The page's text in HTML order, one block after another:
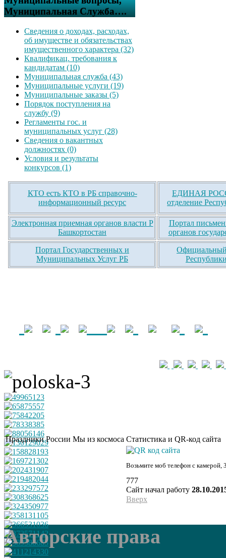
Муниципальная Служба….
Сведения о доходах, расходах,
об имуществе и обязательствах
имущественного характера (32)
Квалификац. требования к
кандидатам (10)
Муниципальная служба (43)
Муниципальные услуги (19)
Муниципальные заказы (5)
Порядок поступления на
службу (9)
Регламенты гос. и
муниципальных услуг (28)
Сведения о вакантных
должностях (0)
Условия и результаты
конкурсов (1)
КТО есть КТО в РБ справочно-
информационный ресурс
ЕДИНАЯ
отделение
Электронная приемная органов власти Р
Башкортостан
Портал
органов
Портал Государственных и
Муниципальных Услуг РБ
Официальный
Праздники России Мы из космоса Статистика и QR-код сайта
Возьмите моб телефон с камерой,
777
Сайт начал работу
Вверх
Авторские права